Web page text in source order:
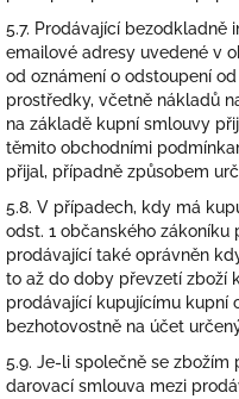
5.7. Prodávající bezodkladně
emailové adresy uvedené v
od oznámení o odstoupení
prostředky, včetně nákladů
na základě kupní smlouvy
těmito obchodními
přijal, případně způsobem
5.8. V případech, kdy má
odst. 1 občanského
prodávající také oprávněn
to až do doby převzetí zboží
prodávající kupujícímu kupní
bezhotovostně na účet
5.9. Je-li společně se
darovací smlouva mezi